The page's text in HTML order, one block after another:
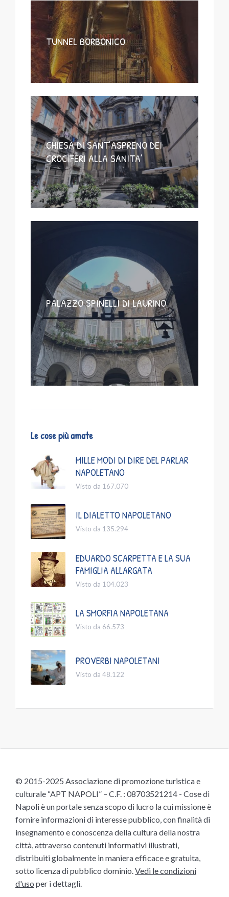
TUNNEL BORBONICO
CHIESA DI SANT’ASPRENO DEI
CROCIFERI ALLA SANITA’
PALAZZO SPINELLI DI LAURINO
Le cose più amate
MILLE MODI DI DIRE DEL PARLAR
NAPOLETANO
Visto da 167.070
IL DIALETTO NAPOLETANO
Visto da 135.294
EDUARDO SCARPETTA E LA SUA
FAMIGLIA ALLARGATA
Visto da 104.023
LA SMORFIA NAPOLETANA
Visto da 66.573
PROVERBI NAPOLETANI
Visto da 48.122
© 2015-2025 Associazione di promozione turistica e
culturale “APT NAPOLI” – C.F. : 08703521214 - Cose di
Napoli è un portale senza scopo di lucro la cui missione è
fornire informazioni di interesse pubblico, con finalità di
insegnamento e conoscenza della cultura della nostra
città, attraverso contenuti informativi illustrati,
distribuiti globalmente in maniera efficace e gratuita,
sotto licenza di pubblico dominio.Vedi le condizioni
d'uso per i dettagli.